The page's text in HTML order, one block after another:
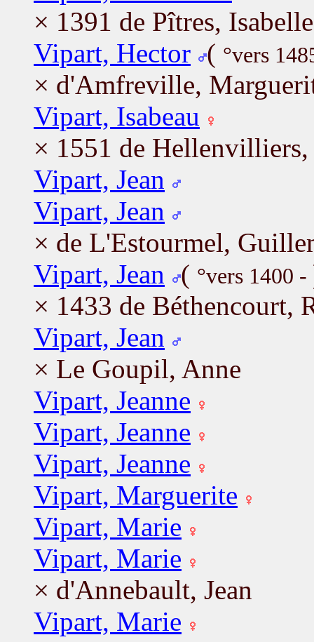
× 1391 de Pîtres, Isabelle
Vipart, Hector ( °vers
× d'Amfreville,
Vipart, Isabeau
× 1551 de
Vipart, Jean
Vipart, Jean
× de L'Estourmel,
Vipart, Jean
( °vers 1400 -
× 1433 de Béthencourt,
Vipart, Jean
× Le Goupil, Anne
Vipart, Jeanne
Vipart, Jeanne
Vipart, Jeanne
Vipart, Marguerite
Vipart, Marie
Vipart, Marie
× d'Annebault, Jean
Vipart, Marie